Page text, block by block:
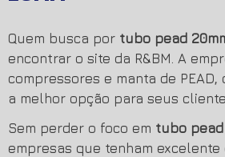
Quem busca por tubo pead
encontrar o site da R&BM. A
compressores e manta de
a melhor opção para seus
Sem perder o foco em tubo pead
empresas que tenham